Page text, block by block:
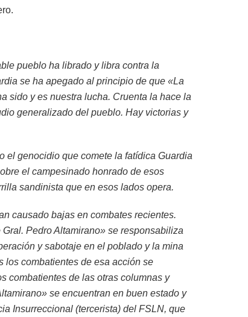
pueblo ha librado y libra contra la
se ha apegado al principio de que «La
sido y es nuestra lucha. Cruenta la hace la
generalizado del pueblo. Hay victorias y
el genocidio que comete la fatídica Guardia
el campesinado honrado de esos
sandinista que en esos lados opera.
causado bajas en combates recientes.
Pedro Altamirano» se responsabiliza
y sabotaje en el poblado y la mina
los combatientes de esa acción se
combatientes de las otras columnas y
se encuentran en buen estado y
Insurreccional (tercerista) del FSLN, que